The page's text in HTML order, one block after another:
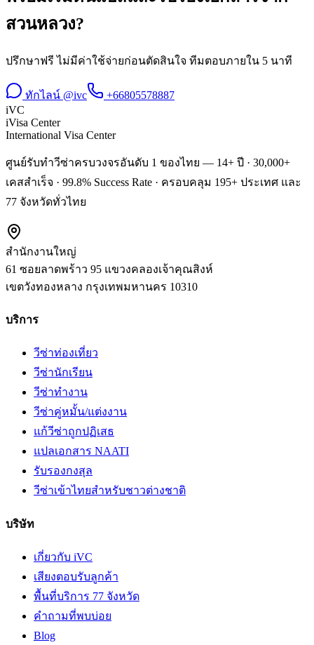
สวนหลวง?
ปรึกษาฟรี ไม่มีค่าใช้จ่ายก่อนตัดสินใจ ทีมตอบภายใน 5 นาที
ทักไลน์ @ivc
+66805578887
iVC
iVisa Center
International Visa Center
ศูนย์รับทำวีซ่าครบวงจรอันดับ 1 ของไทย — 14+ ปี · 30,000+
เคสสำเร็จ · 99.8% Success Rate · ครอบคลุม 195+ ประเทศ และ
77 จังหวัดทั่วไทย
สำนักงานใหญ่
61 ซอยลาดพร้าว 95 แขวงคลองเจ้าคุณสิงห์
เขตวังทองหลาง กรุงเทพมหานคร 10310
บริการ
วีซ่าท่องเที่ยว
วีซ่านักเรียน
วีซ่าทำงาน
วีซ่าคู่หมั้น/แต่งงาน
แก้วีซ่าถูกปฏิเสธ
แปลเอกสาร NAATI
รับรองกงสุล
วีซ่าเข้าไทยสำหรับชาวต่างชาติ
บริษัท
เกี่ยวกับ iVC
เสียงตอบรับลูกค้า
พื้นที่บริการ 77 จังหวัด
คำถามที่พบบ่อย
Blog